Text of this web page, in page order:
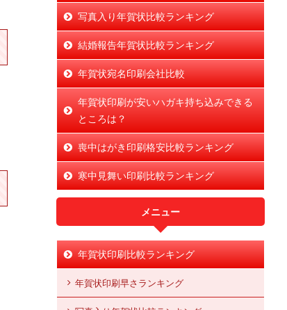
写真入り年賀状比較ランキング
結婚報告年賀状比較ランキング
年賀状宛名印刷会社比較
年賀状印刷が安いハガキ持ち込みできる
ところは？
喪中はがき印刷格安比較ランキング
寒中見舞い印刷比較ランキング
メニュー
年賀状印刷比較ランキング
年賀状印刷早さランキング